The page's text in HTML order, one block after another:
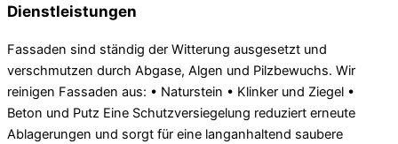
Dienstleistungen
Fassaden sind ständig der Witterung ausgesetzt und
verschmutzen durch Abgase, Algen und Pilzbewuchs. Wir
reinigen Fassaden aus: • Naturstein • Klinker und Ziegel •
Beton und Putz Eine Schutzversiegelung reduziert erneute
Ablagerungen und sorgt für eine langanhaltend saubere